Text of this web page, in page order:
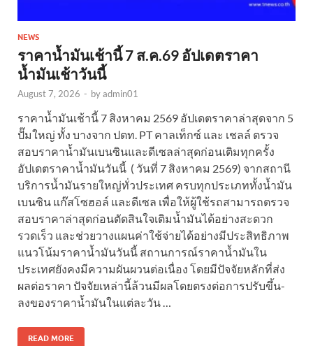
NEWS
ราคาน้ำมันเช้านี้ 7 ส.ค.69 อัปเดตราคา
น้ำมันเช้าวันนี้
August 7, 2026 - byadmin01
ราคาน้ำมันเช้านี้ 7 สิงหาคม 2569 อัปเดตราคาล่าสุดจาก 5
ปั๊มใหญ่ ทั้ง บางจาก ปตท. PT คาลเท็กซ์ และ เชลล์ ตรวจ
สอบราคาน้ำมันเบนซินและดีเซลล่าสุดก่อนเติมทุกครั้ง
อัปเดตราคาน้ำมันวันนี้ ( วันที่ 7 สิงหาคม 2569) จากสถานี
บริการน้ำมันรายใหญ่ทั่วประเทศ ครบทุกประเภททั้งน้ำมัน
เบนซิน แก๊สโซฮอล์ และดีเซล เพื่อให้ผู้ใช้รถสามารถตรวจ
สอบราคาล่าสุดก่อนตัดสินใจเติมน้ำมันได้อย่างสะดวก
รวดเร็ว และช่วยวางแผนค่าใช้จ่ายได้อย่างมีประสิทธิภาพ
แนวโน้มราคาน้ำมันวันนี้ สถานการณ์ราคาน้ำมันใน
ประเทศยังคงมีความผันผวนต่อเนื่อง โดยมีปัจจัยหลักที่ส่ง
ผลต่อราคา ปัจจัยเหล่านี้ล้วนมีผลโดยตรงต่อการปรับขึ้น-
ลงของราคาน้ำมันในแต่ละวัน …
READ MORE